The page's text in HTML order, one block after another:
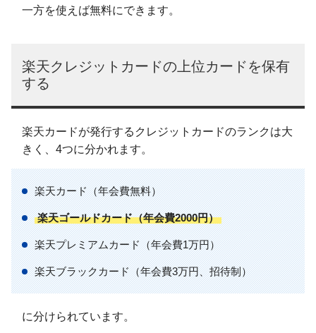
一方を使えば無料にできます。
楽天クレジットカードの上位カードを保有
する
楽天カードが発行するクレジットカードのランクは大
きく、4つに分かれます。
楽天カード（年会費無料）
楽天ゴールドカード（年会費2000円）
楽天プレミアムカード（年会費1万円）
楽天ブラックカード（年会費3万円、招待制）
に分けられています。